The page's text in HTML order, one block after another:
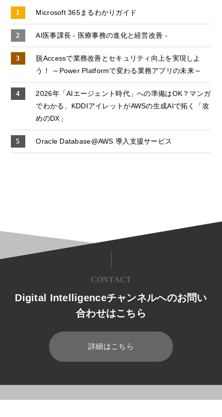
Microsoft 365まるわかりガイド
AI医事課長 - 医療事務の進化と経営改善 -
脱Accessで業務改善とセキュリティ向上を実現しよ
う！ ～Power Platformで変わる業務アプリの未来～
2026年「AIエージェント時代」への準備はOK？マンガ
でわかる、KDDIアイレットがAWSの生成AIで拓く「攻
めのDX」
Oracle Database@AWS 導入支援サービス
CONTACT
Digital Intelligenceチャンネルへのお問い
合わせはこちら
詳細はこちら